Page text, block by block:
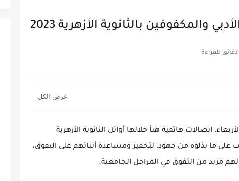
والمكفوفين بالثانوية الأزهرية 2023
اتصالات هاتفية هنأ خلالها أوائل الثانوية الأزهرية
ما بذلوه من جهود، لتحفيز ومساعدة أبنائهم على التفوق،
لهم مزيد من التفوق في المراحل الجامعية.